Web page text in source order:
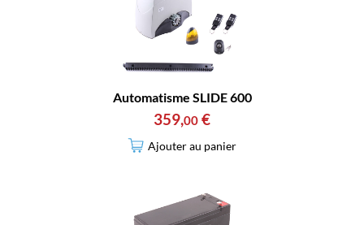
Automatisme SLIDE 600
359,00 €
Ajouter au panier